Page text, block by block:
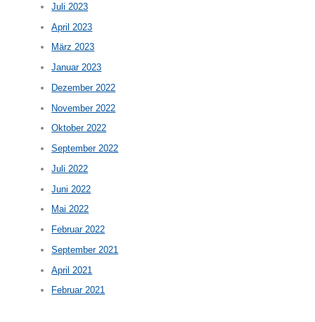
Juli 2023
April 2023
März 2023
Januar 2023
Dezember 2022
November 2022
Oktober 2022
September 2022
Juli 2022
Juni 2022
Mai 2022
Februar 2022
September 2021
April 2021
Februar 2021